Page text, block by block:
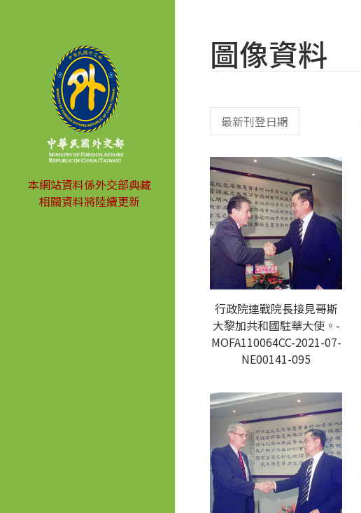
本網站資料係外交部典藏
相關資料將陸續更新
圖像資料
行政院連戰院長接見哥斯
大黎加共和國駐華大使。-
MOFA110064CC-2021-07-
NE00141-095